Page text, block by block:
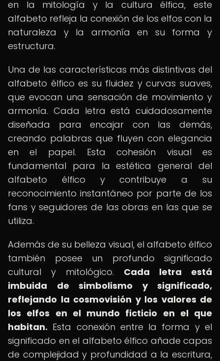
en la mitología y la cultura élfica, este
alfabeto refleja la conexión de los elfos con la
naturaleza y la armonía en su forma y
estructura.
Una de las características más distintivas del
alfabeto élfico es su fluidez y curvas suaves,
que evocan una sensación de movimiento y
armonía. Cada letra está cuidadosamente
diseñada para encajar con las demás,
creando palabras que fluyen con elegancia
en el papel. Esta cohesión visual es
fundamental para la estética general del
alfabeto élfico y contribuye a su
reconocimiento instantáneo por parte de los
fans y seguidores de las obras en las que se
utiliza.
Además de su belleza visual, el alfabeto élfico
también posee un profundo significado
cultural y mitológico. Cada letra está
imbuida de simbolismo y significado,
reflejando la cosmovisión y los valores de
los elfos en el mundo ficticio en el que
habitan. Esta conexión entre la forma y el
significado en el alfabeto élfico añade capas
de complejidad y profundidad a la escritura,